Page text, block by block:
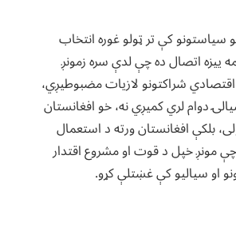
سياستونو کې تر ټولو غوره انتخاب
اتصال ده چې لدې سره زمونږ
شراکتونو لازيات مضبوطيږي،
دوام لري کميږي نه، خو افغانستان
بلکې افغانستان ورته د استعمال
مونږ خپل د قوت او مشروع اقتدار
او سياليو کې غښتلې کړو.